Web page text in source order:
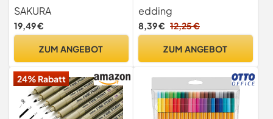
Light Cool Gray & Cool Gray
- Inklusive 01 05 10
Pigmentstifte -
professioneller Qualität -
SAKURA
19,49 €
ZUM ANGEBOT
schwarz - 3 Stifte -
verschiedene Strichbreiten
- Fineliner zum präzisen
feine, metallgefasste
schablonengeeignet
edding
8,39 € 12,25 €
ZUM ANGEBOT
24% Rabatt